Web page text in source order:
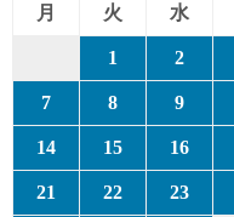
月
火 水
1 2
7 8 9
14 15 16
21 22 23